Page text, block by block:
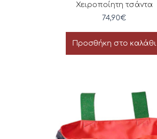
Χειροποίητη τσάντα
74,90€
Προσθήκη στο καλάθι